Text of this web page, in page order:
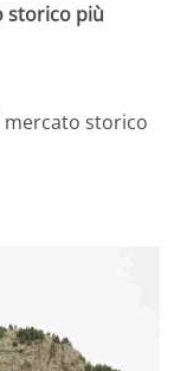
storico più
mercato storico